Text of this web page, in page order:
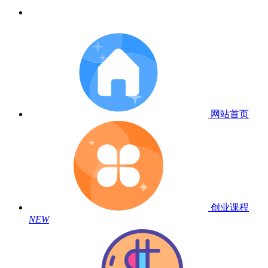
网站首页
创业课程
NEW